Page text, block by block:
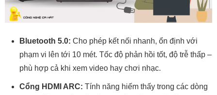
Bluetooth 5.0: Cho phép kết nối nhanh, ổn định với
phạm vi lên tới 10 mét. Tốc độ phản hồi tốt, độ trễ thấp –
phù hợp cả khi xem video hay chơi nhạc.
Cổng HDMI ARC: Tính năng hiếm thấy trong các dòng